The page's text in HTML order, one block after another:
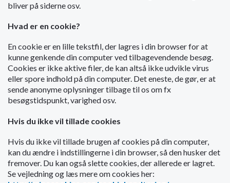
bliver på siderne osv.
Hvad er en cookie?
En cookie er en lille tekstfil, der lagres i din browser for at
kunne genkende din computer ved tilbagevendende besøg.
Cookies er ikke aktive filer, de kan altså ikke udvikle virus
eller spore indhold på din computer. Det eneste, de gør, er at
sende anonyme oplysninger tilbage til os om fx
besøgstidspunkt, varighed osv.
Hvis du ikke vil tillade cookies
Hvis du ikke vil tillade brugen af cookies på din computer,
kan du ændre i indstillingerne i din browser, så den husker det
fremover. Du kan også slette cookies, der allerede er lagret.
Se vejledning og læs mere om cookies her: